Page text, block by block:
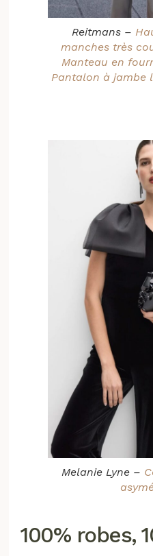
Reitmans –
manches très
Manteau en
Pantalon à jambe
Melanie Lyne –
100% robes,